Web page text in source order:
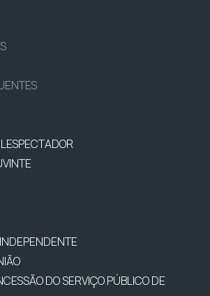
DO SERVIÇO PÚBLICO DE